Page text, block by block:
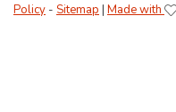
Policy - Sitemap | Made with